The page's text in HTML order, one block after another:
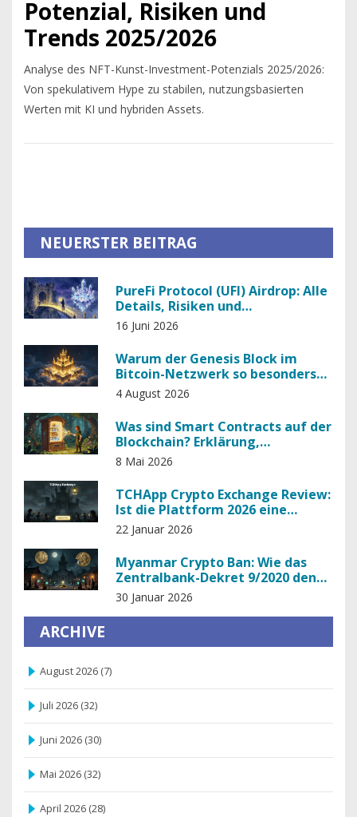
Potenzial, Risiken und
Trends 2025/2026
Analyse des NFT-Kunst-Investment-Potenzials 2025/2026:
Von spekulativem Hype zu stabilen, nutzungsbasierten
Werten mit KI und hybriden Assets.
NEUERSTER BEITRAG
PureFi Protocol (UFI) Airdrop: Alle
Details, Risiken und
Teilnahmebedingungen
16 Juni 2026
Warum der Genesis Block im
Bitcoin-Netzwerk so besonders
ist
4 August 2026
Was sind Smart Contracts auf der
Blockchain? Erklärung,
Funktionsweise und Beispiele
8 Mai 2026
TCHApp Crypto Exchange Review:
Ist die Plattform 2026 eine
sichere Wahl?
22 Januar 2026
Myanmar Crypto Ban: Wie das
Zentralbank-Dekret 9/2020 den
Kryptohandel verbietet - und
warum er trotzdem weitergeht
30 Januar 2026
ARCHIVE
August 2026 (7)
Juli 2026 (32)
Juni 2026 (30)
Mai 2026 (32)
April 2026 (28)